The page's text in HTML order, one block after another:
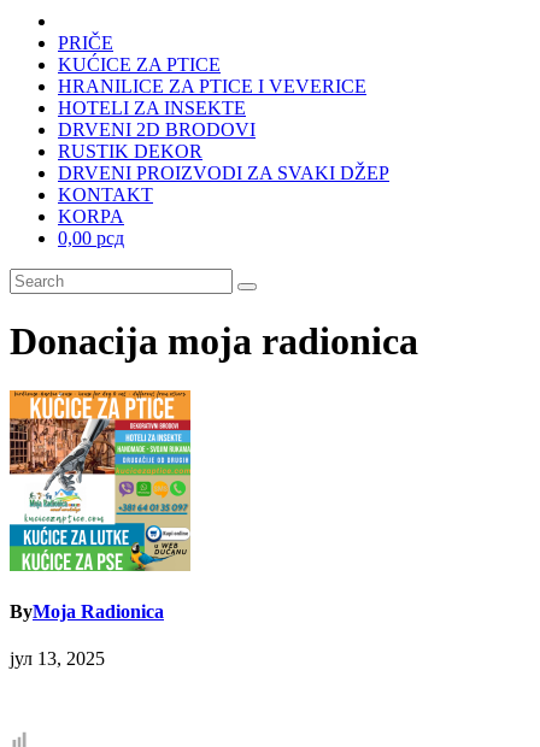
PRIČE
KUĆICE ZA PTICE
HRANILICE ZA PTICE I VEVERICE
HOTELI ZA INSEKTE
DRVENI 2D BRODOVI
RUSTIK DEKOR
DRVENI PROIZVODI ZA SVAKI DŽEP
KONTAKT
KORPA
0,00 рсд
Donacija moja radionica
ByMoja Radionica
јул 13, 2025